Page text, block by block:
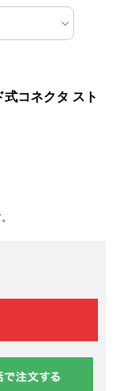
コネクタ スト